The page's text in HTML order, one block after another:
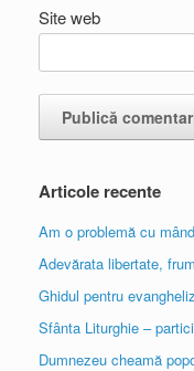
Site web
Articole recente
Am o problemă cu
Adevărata libertate,
Ghidul pentru
Sfânta Liturghie –
Dumnezeu cheamă